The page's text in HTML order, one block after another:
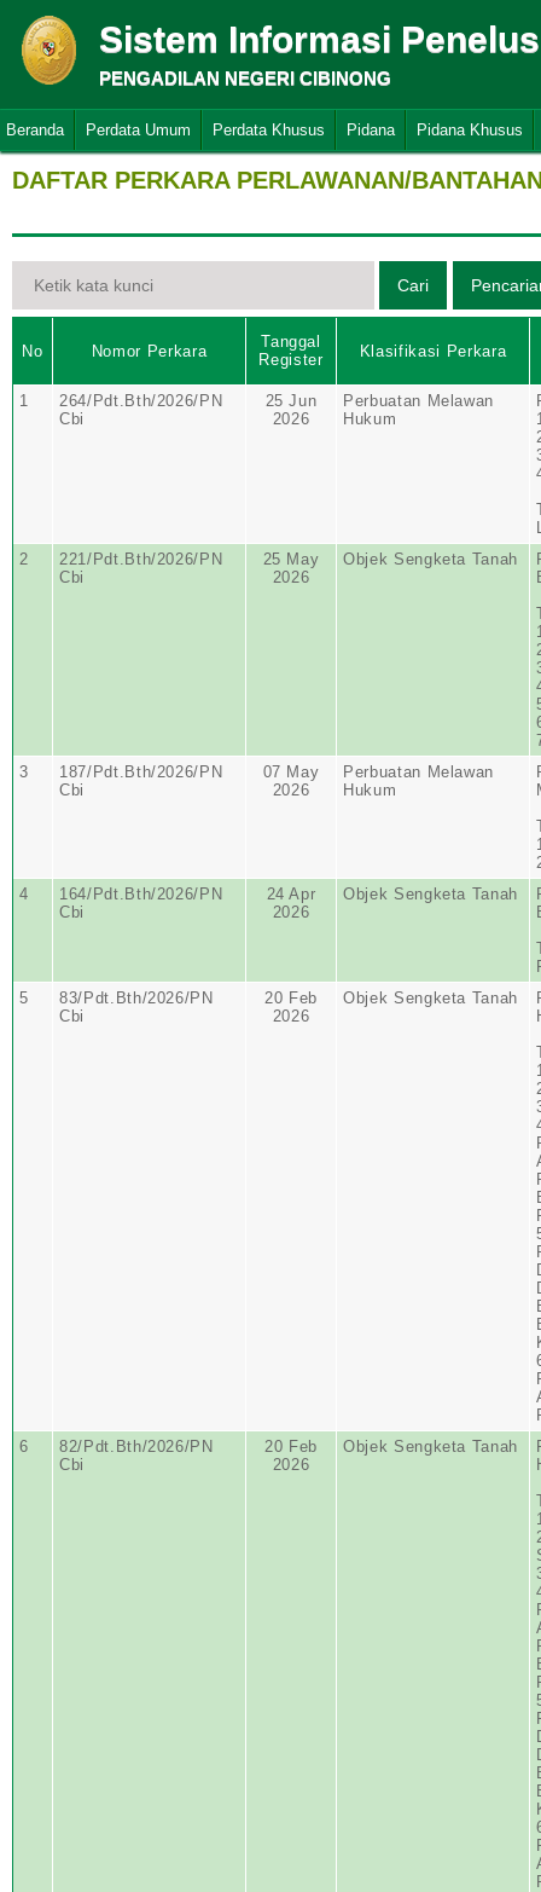
Sistem Informasi
PENGADILAN NEGERI CIBINONG
Beranda Perdata Umum Perdata Khusus Pidana Pidana Khusus
DAFTAR PERKARA PERLAWANAN/
No Nomor Perkara
Tanggal
Register
Klasifikasi Perkara
1
264/Pdt.Bth/2026/PN
Cbi
25 Jun
2026
Perbuatan Melawan
Hukum
2
221/Pdt.Bth/2026/PN
Cbi
25 May
2026
Objek Sengketa Tanah
3
187/Pdt.Bth/2026/PN
Cbi
07 May
2026
Perbuatan Melawan
Hukum
4
164/Pdt.Bth/2026/PN
Cbi
24 Apr
2026
Objek Sengketa Tanah
5
83/Pdt.Bth/2026/PN
Cbi
20 Feb
2026
Objek Sengketa Tanah
6
82/Pdt.Bth/2026/PN
Cbi
20 Feb
2026
Objek Sengketa Tanah